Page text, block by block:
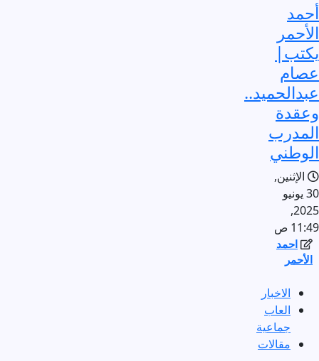
أحمد
الأحمر
يكتب|
عصام
عبدالحميد..
وعقدة
المدرب
الوطني
الإثنين,
30 يونيو
2025,
11:49 ص
احمد
الأحمر
الاخبار
العاب
جماعية
مقالات